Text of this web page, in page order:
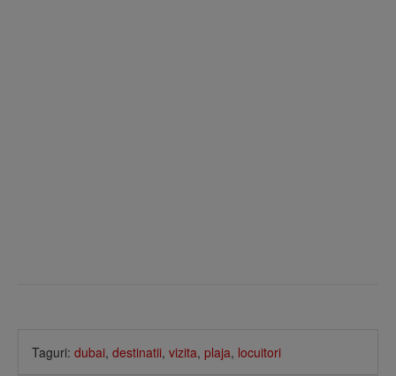
Taguri: dubai, destinatii, vizita, plaja, locuitori